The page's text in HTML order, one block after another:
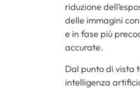
riduzione
delle immagini
e in fase più
accurate.
Dal punto di vista
intelligenza